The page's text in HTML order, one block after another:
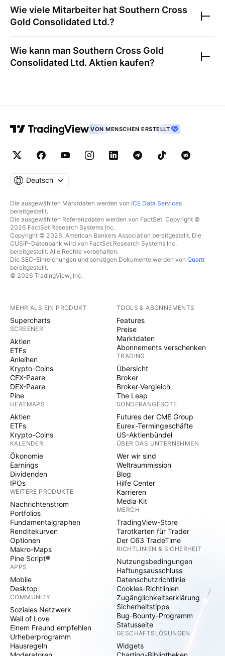
Wie viele Mitarbeiter hat Southern Cross
Gold Consolidated Ltd.?
Wie kann man Southern Cross Gold
Consolidated Ltd. Aktien kaufen?
VON MENSCHEN ERSTELLT
Deutsch
Die ausgewählten Marktdaten werden von ICE Data Services
bereitgestellt.
Die ausgewählten Referenzdaten werden von FactSet. Copyright ©
2026 FactSet Research Systems Inc.
Copyright © 2026, American Bankers Association bereitgestellt. Die
CUSIP-Datenbank wird von FactSet Research Systems Inc.
bereitgestellt. Alle Rechte vorbehalten.
Die SEC-Einreichungen und sonstigen Dokumente werden von Quartr
bereitgestellt.
© 2026 TradingView, Inc.
MEHR ALS EIN PRODUKT
Supercharts
SCREENER
Aktien
ETFs
Anleihen
Krypto-Coins
CEX-Paare
DEX-Paare
Pine
HEATMAPS
Aktien
ETFs
Krypto-Coins
KALENDER
Ökonomie
Earnings
Dividenden
IPOs
WEITERE PRODUKTE
Nachrichtenstrom
Portfolios
Fundamentalgraphen
Renditekurven
Optionen
Makro-Maps
Pine Script®
APPS
Mobile
Desktop
COMMUNITY
Soziales Netzwerk
Wall of Love
Einem Freund empfehlen
Urheberprogramm
Hausregeln
TOOLS & ABONNEMENTS
Features
Preise
Marktdaten
Abonnements verschenken
TRADING
Übersicht
Broker
Broker-Vergleich
The Leap
SONDERANGEBOTE
Futures der CME Group
Eurex-Termingeschäfte
US-Aktienbündel
ÜBER DAS UNTERNEHMEN
Wer wir sind
Weltraummission
Blog
Hilfe Center
Karrieren
Media Kit
MERCH
TradingView-Store
Tarotkarten für Trader
Der C63 TradeTime
RICHTLINIEN & SICHERHEIT
Nutzungsbedingungen
Haftungsausschluss
Datenschutzrichtlinie
Cookies-Richtlinien
Zugänglichkeitserklärung
Sicherheitstipps
Bug-Bounty-Programm
Statusseite
GESCHÄFTSLÖSUNGEN
Widgets